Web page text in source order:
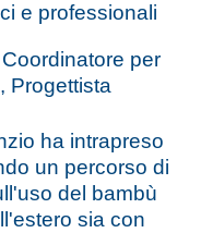
e professionali
per
Progettista
ha intrapreso
un percorso di
del bambù
sia con